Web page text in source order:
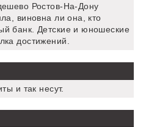
Ростов-На-Дону
виновна ли она, кто
банк. Детские и юношеские
достижений.
и так несут.